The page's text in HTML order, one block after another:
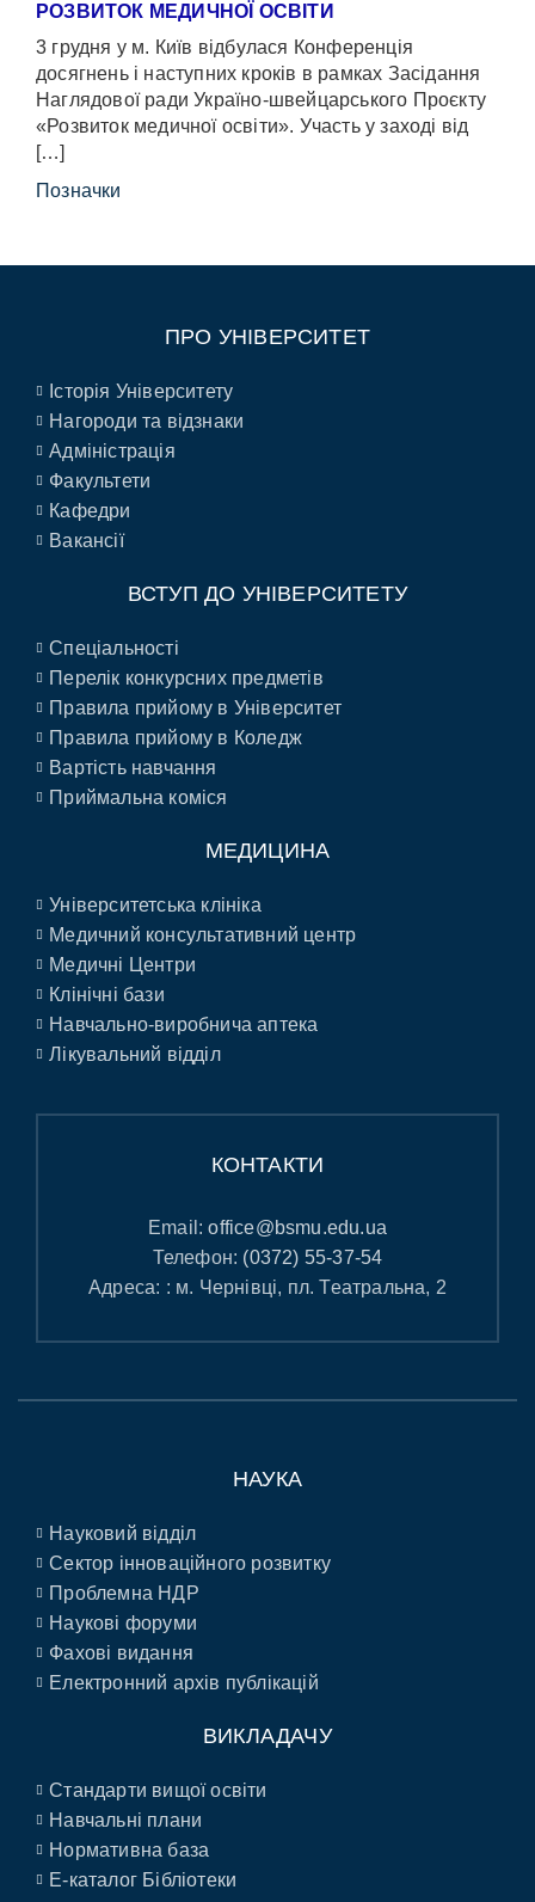
РОЗВИТОК МЕДИЧНОЇ ОСВІТИ
3 грудня у м. Київ відбулася Конференція
досягнень і наступних кроків в рамках Засідання
Наглядової ради Україно-швейцарського Проєкту
«Розвиток медичної освіти». Участь у заході від
[…]
Позначки
ПРО УНІВЕРСИТЕТ
Історія Університету
Нагороди та відзнаки
Адміністрація
Факультети
Кафедри
Вакансії
ВСТУП ДО УНІВЕРСИТЕТУ
Спеціальності
Перелік конкурсних предметів
Правила прийому в Університет
Правила прийому в Коледж
Вартість навчання
Приймальна коміся
МЕДИЦИНА
Університетська клініка
Медичний консультативний центр
Медичні Центри
Клінічні бази
Навчально-виробнича аптека
Лікувальний відділ
КОНТАКТИ
Email:office@bsmu.edu.ua
Телефон: (0372) 55-37-54
Адреса: : м. Чернівці, пл. Театральна, 2
НАУКА
Науковий відділ
Сектор інноваційного розвитку
Проблемна НДР
Наукові форуми
Фахові видання
Електронний архів публікацій
ВИКЛАДАЧУ
Стандарти вищої освіти
Навчальні плани
Нормативна база
E-каталог Бібліотеки